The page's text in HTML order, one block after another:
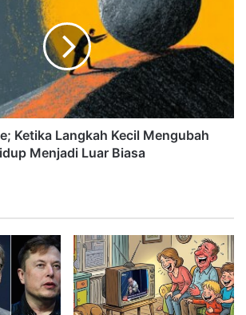
Ketika Langkah Kecil Mengubah
Menjadi Luar Biasa